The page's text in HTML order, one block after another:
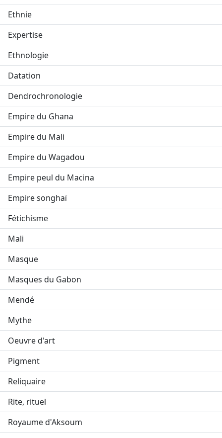
Ethnie
Expertise
Ethnologie
Datation
Dendrochronologie
Empire du Ghana
Empire du Mali
Empire du Wagadou
Empire peul du Macina
Empire songhaï
Fétichisme
Mali
Masque
Masques du Gabon
Mendé
Mythe
Oeuvre d'art
Pigment
Reliquaire
Rite, rituel
Royaume d'Aksoum